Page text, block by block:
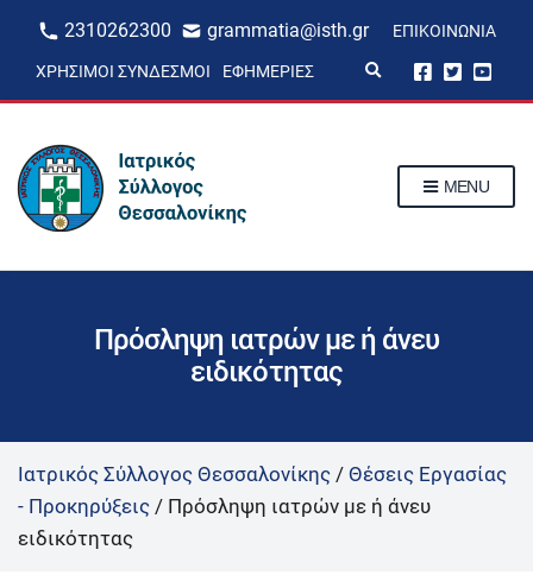
2310262300 grammatia@isth.gr ΕΠΙΚΟΙΝΩΝΊΑ
ΧΡΉΣΙΜΟΙ ΣΎΝΔΕΣΜΟΙ ΕΦΗΜΕΡΊΕΣ
p
m
MENU
Πρόσληψη ιατρών με ή άνευ
ειδικότητας
Ιατρικός Σύλλογος Θεσσαλονίκης / Θέσεις Εργασίας
- Προκηρύξεις / Πρόσληψη ιατρών με ή άνευ
ειδικότητας